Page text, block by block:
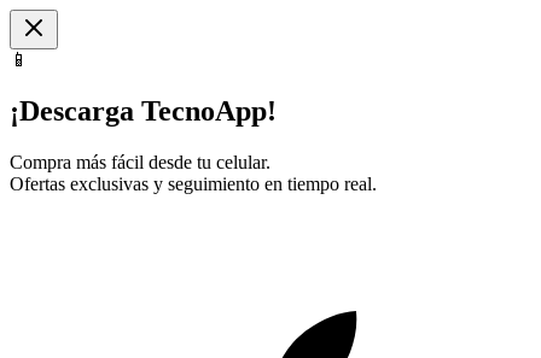
📱
¡Descarga TecnoApp!
Compra más fácil desde tu celular.
Ofertas exclusivas y seguimiento en tiempo real.